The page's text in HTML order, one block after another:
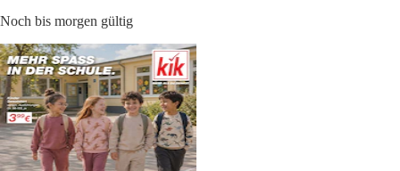
Noch bis morgen gültig